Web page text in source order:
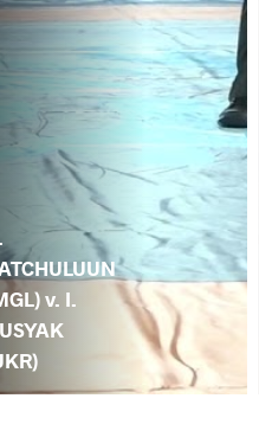
v. I.